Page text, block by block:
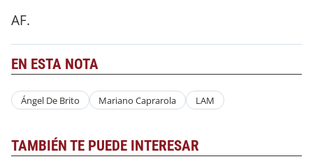
AF.
EN ESTA NOTA
Ángel De Brito Mariano Caprarola LAM
TAMBIÉN TE PUEDE INTERESAR